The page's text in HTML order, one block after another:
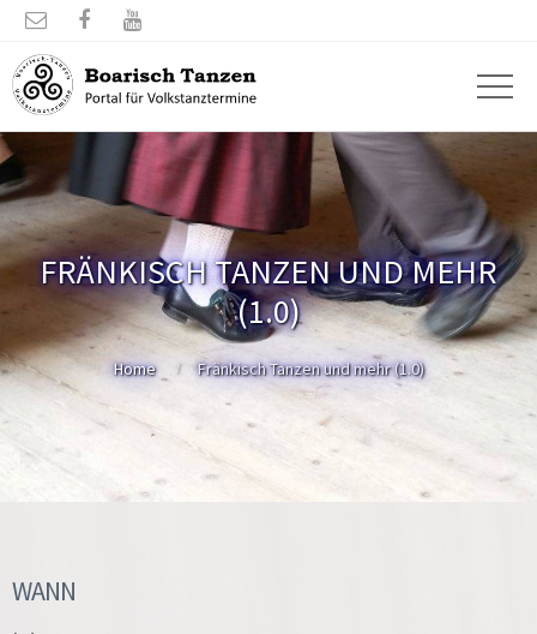
  
FRÄNKISCH TANZEN UND MEHR
(1.0)
Home Fränkisch Tanzen und mehr (1.0)
WANN